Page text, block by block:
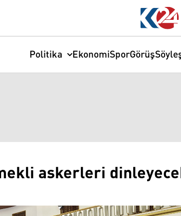
Politika EkonomiSporGörüş
askerleri